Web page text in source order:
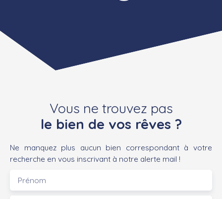
Vous ne trouvez pas
le bien de vos rêves ?
Ne manquez plus aucun bien correspondant à votre
recherche en vous inscrivant à notre alerte mail !
Prénom